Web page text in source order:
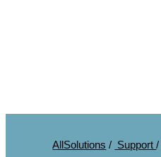
AllSolutions / Support/